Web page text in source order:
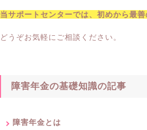
当サポートセンターでは、初めから最
どうぞお気軽にご相談ください。
障害年金の基礎知識の記事
障害年金とは